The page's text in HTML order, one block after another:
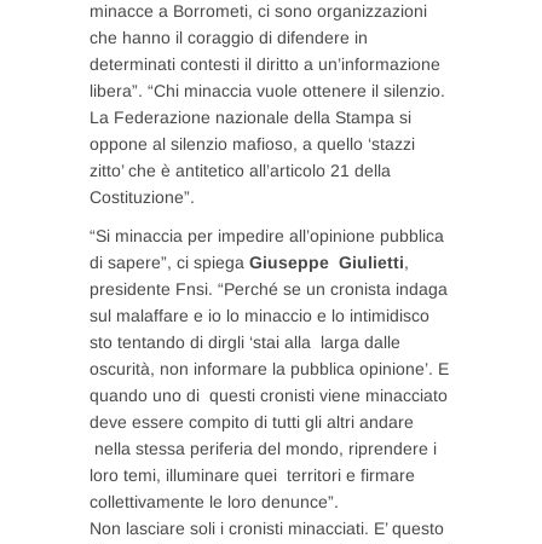
minacce a Borrometi, ci sono organizzazioni
che hanno il coraggio di difendere in
determinati contesti il diritto a un’informazione
libera”. “Chi minaccia vuole ottenere il silenzio.
La Federazione nazionale della Stampa si
oppone al silenzio mafioso, a quello ‘stazzi
zitto’ che è antitetico all’articolo 21 della
Costituzione”.
“Si minaccia per impedire all’opinione pubblica
di sapere”, ci spiega Giuseppe Giulietti,
presidente Fnsi. “Perché se un cronista indaga
sul malaffare e io lo minaccio e lo intimidisco
sto tentando di dirgli ‘stai alla larga dalle
oscurità, non informare la pubblica opinione’. E
quando uno di questi cronisti viene minacciato
deve essere compito di tutti gli altri andare
nella stessa periferia del mondo, riprendere i
loro temi, illuminare quei territori e firmare
collettivamente le loro denunce”.
Non lasciare soli i cronisti minacciati. E’ questo